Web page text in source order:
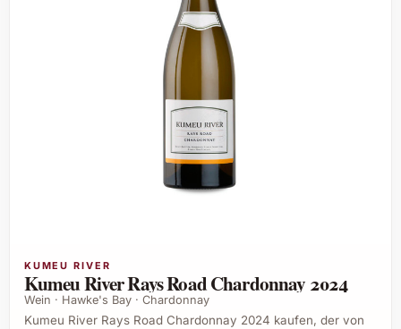
KUMEU RIVER
Kumeu River Rays Road Chardonnay 2024
Wein · Hawke's Bay · Chardonnay
Kumeu River Rays Road Chardonnay 2024 kaufen, der von